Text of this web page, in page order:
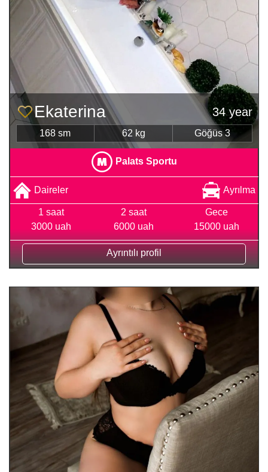
Ekaterina 34 year
168 sm 62 kg Göğüs 3
Palats Sportu
Daireler Ayrılma
1 saat
3000 uah
2 saat
6000 uah
Gece
15000 uah
Ayrıntılı profil